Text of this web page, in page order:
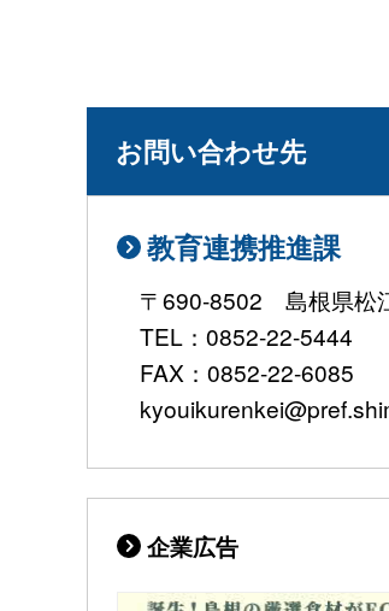
お問い合わせ先
教育連携推進課
〒690-8502 島根県松
TEL：0852-22-5444
FAX：0852-22-6085
企業広告